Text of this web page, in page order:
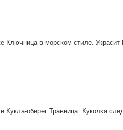
Ключница в морском стиле.
Кукла-оберег Травница. Куколка